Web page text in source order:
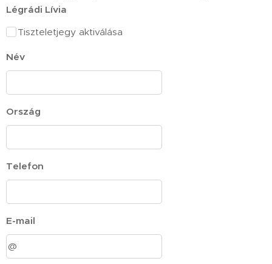
Légrádi Lívia
Tiszteletjegy aktiválása
Név
Ország
Telefon
E-mail